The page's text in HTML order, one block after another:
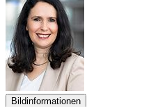
Bildinformationen